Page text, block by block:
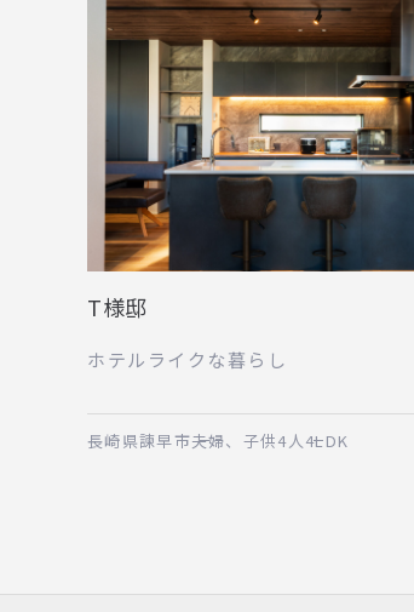
T様邸
ホテルライクな暮らし
長崎県諫早市夫婦、子供4人 4LDK